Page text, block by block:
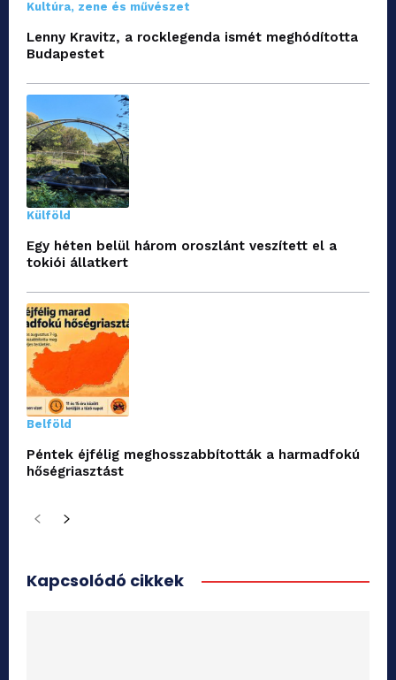
Kultúra, zene és művészet
Lenny Kravitz, a rocklegenda ismét meghódította
Budapestet
Külföld
Egy héten belül három oroszlánt veszített el a
tokiói állatkert
Belföld
Péntek éjfélig meghosszabbították a harmadfokú
hőségriasztást
Kapcsolódó cikkek